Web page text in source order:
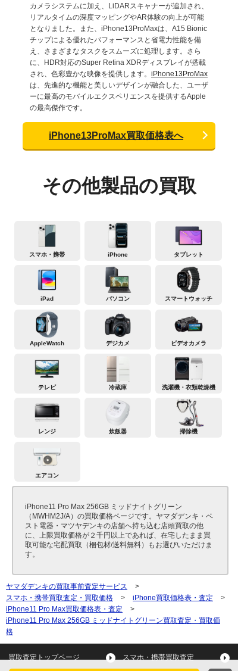
カメラシステムに加え、LiDARスキャナーが追加され、
リアルタイムの深度マッピングやAR体験の向上が可能
となりました。また、iPhone13ProMaxは、A15 Bionic
チップによる優れたパフォーマンスと省電力性能を備
え、さまざまなタスクをスムーズに処理します。さら
に、HDR対応のSuper Retina XDRディスプレイが搭載
され、色彩豊かな映像を提供します。 iPhone13ProMax
は、先進的な機能と美しいデザインが融合した、ユーザ
ーに最高のモバイルエクスペリエンスを提供するApple
の最高傑作です。
iPhone13ProMax買取価格表へ
その他製品の買取
スマホ・携帯 iPhone タブレット
iPad パソコン スマートウォッチ
AppleWatch デジカメ ビデオカメラ
テレビ 冷蔵庫 洗濯機・衣類乾燥機
レンジ 炊飯器 掃除機
エアコン
iPhone11 Pro Max 256GB ミッドナイトグリーン
（MWHM2J/A）の買取価格ページです。ヤマダデンキ・ベ
スト電器・マツヤデンキの店舗へ持ち込む店頭買取の他
に、上限買取価格が２千円以上であれば、在宅したまま買
取可能な宅配買取（梱包材/送料無料）もお選びいただけま
す。
ヤマダデンキの買取事前査定サービス
>
スマホ・携帯買取査定・買取価格
> iPhone買取価格表・査定
>
iPhone11 Pro Max買取価格表・査定
>
iPhone11 Pro Max 256GB ミッドナイトグリーン買取査定・買取価
格
買取査定トップページ スマホ・携帯買取査定